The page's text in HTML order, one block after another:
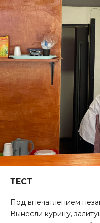
ТЕСТ
Под впечатлением
Вынесли курицу,